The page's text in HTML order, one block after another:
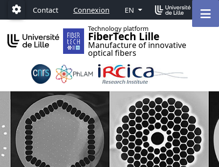
Accéder au menu principal
Accéder au contenu
Paramétrage
Contact Connexion EN
Technology platform
FiberTech Lille
Manufacture of innovative
optical fibers